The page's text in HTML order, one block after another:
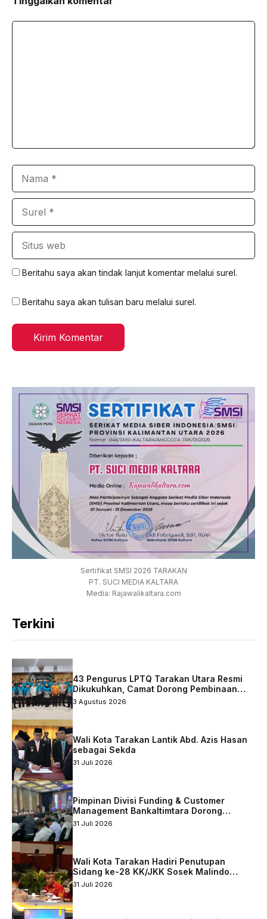
Beritahu saya akan tindak lanjut komentar melalui surel.
Beritahu saya akan tulisan baru melalui surel.
Sertifikat SMSI 2026 TARAKAN
PT. SUCI MEDIA KALTARA
Media: Rajawalikaltara.com
Terkini
43 Pengurus LPTQ Tarakan Utara Resmi
Dikukuhkan, Camat Dorong Pembinaan
Qurani Berkelanjutan
3 Agustus 2026
Wali Kota Tarakan Lantik Abd. Azis Hasan
sebagai Sekda
31 Juli 2026
Pimpinan Divisi Funding & Customer
Management Bankaltimtara Dorong
Percepatan Digitalisasi Keuangan di Kota
31 Juli 2026
Wali Kota Tarakan Hadiri Penutupan
Sidang ke-28 KK/JKK Sosek Malindo
Tingkat Kaltara–Sabah
31 Juli 2026